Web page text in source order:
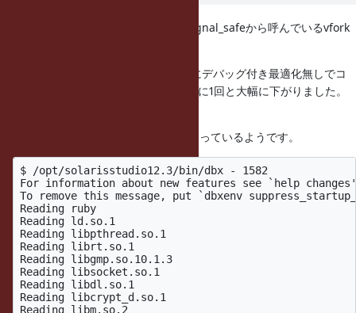
IO.popen内で、retry_fork_async_signal_safeから呼んでいるvfork
なお、スタックトレースを取るためにデバッグ付き最適化無しでコ
ンパイルしたら、再現確率が20-30回に1回と大幅に下がりました。
IO.popen呼び出し側。vfork内で止まっているようです。
$ /opt/solarisstudio12.3/bin/dbx - 1582
For information about new features see `help
To remove this message, put `dbxenv
Reading ruby
Reading ld.so.1
Reading libpthread.so.1
Reading librt.so.1
Reading libgmp.so.10.1.3
Reading libsocket.so.1
Reading libdl.so.1
Reading libcrypt_d.so.1
Reading libm.so.2